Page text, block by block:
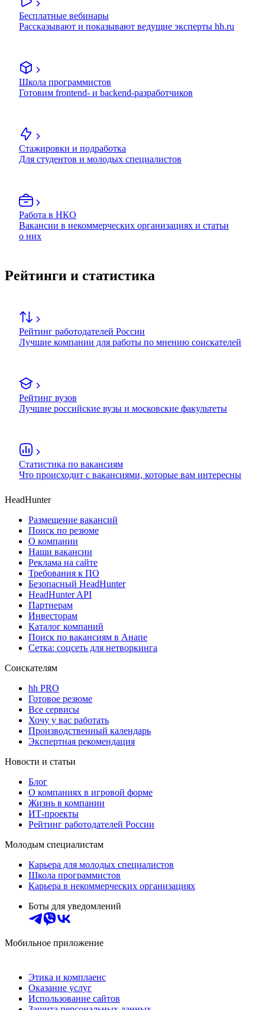
Бесплатные вебинары
Рассказывают и показывают ведущие эксперты hh.ru
Школа программистов
Готовим frontend- и backend-разработчиков
Стажировки и подработка
Для студентов и молодых специалистов
Работа в НКО
Вакансии в некоммерческих организациях и статьи
о них
Рейтинги и статистика
Рейтинг работодателей России
Лучшие компании для работы по мнению соискателей
Рейтинг вузов
Лучшие российские вузы и московские факультеты
Статистика по вакансиям
Что происходит с вакансиями, которые вам интересны
HeadHunter
Размещение вакансий
Поиск по резюме
О компании
Наши вакансии
Реклама на сайте
Требования к ПО
Безопасный HeadHunter
HeadHunter API
Партнерам
Инвесторам
Каталог компаний
Поиск по вакансиям в Анапе
Сетка: соцсеть для нетворкинга
Соискателям
hh PRO
Готовое резюме
Все сервисы
Хочу у вас работать
Производственный календарь
Экспертная рекомендация
Новости и статьи
Блог
О компаниях в игровой форме
Жизнь в компании
ИТ-проекты
Рейтинг работодателей России
Молодым специалистам
Карьера для молодых специалистов
Школа программистов
Карьера в некоммерческих организациях
Боты для уведомлений
Мобильное приложение
Этика и комплаенс
Оказание услуг
Использование сайтов